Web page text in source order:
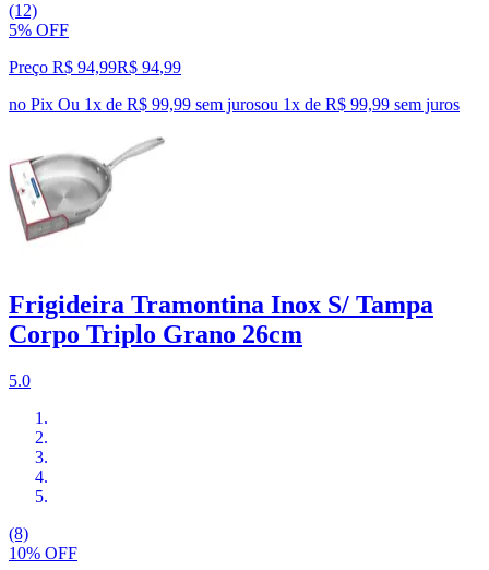
(12)
5% OFF
Preço R$ 94,99R$ 94,99
no Pix Ou 1x de R$ 99,99 sem jurosou 1x de R$ 99,99 sem juros
Frigideira Tramontina Inox S/ Tampa
Corpo Triplo Grano 26cm
5.0
(8)
10% OFF